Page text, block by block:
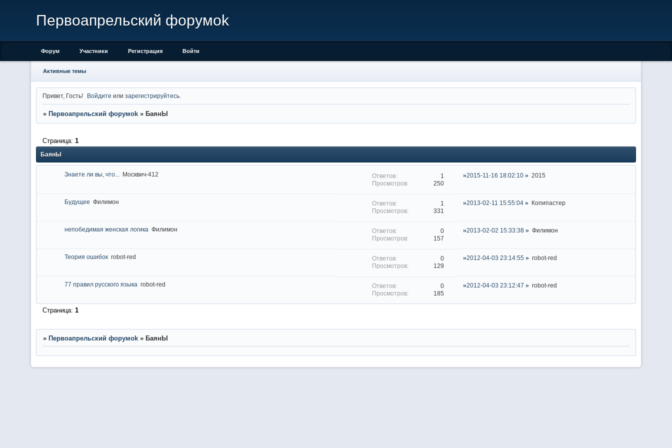
Первоапрельский форумok
Форум Участники Регистрация Войти
Активные темы
Привет, Гость! Войдите илизарегистрируйтесь
» Первоапрельский форумok » БаянЫ
БаянЫ
Страница: 1
Знаете ли вы, что... Москвич-412
1
250
2015-11-16 18:02:10 2015
Будущее Филимон
1
331
2013-02-11 15:55:04 Копипастер
непобедимая женская логика Филимон
0
157
2013-02-02 15:33:38 Филимон
Теория ошибок robot-red
0
129
2012-04-03 23:14:55 robot-red
77 правил русского языка robot-red
0
185
2012-04-03 23:12:47 robot-red
Страница: 1
» Первоапрельский форумok » БаянЫ